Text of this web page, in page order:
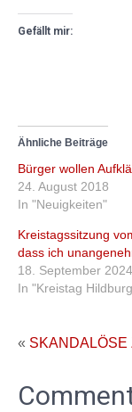
Gefällt mir:
Ähnliche Beiträge
Bürger wollen
24. August 2018
In "Neuigkeiten"
Kreistagssitzung
dass ich
18. September 2024
In "Kreistag
« SKANDALÖSE